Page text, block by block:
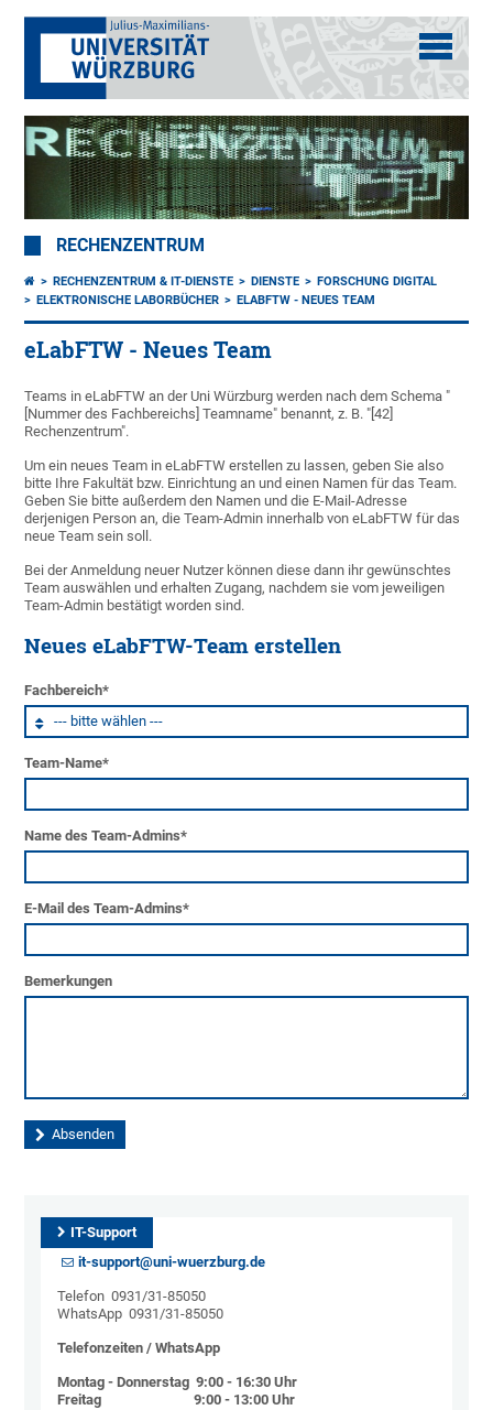
RECHENZENTRUM
RECHENZENTRUM & IT-DIENSTE DIENSTE
FORSCHUNG DIGITAL
ELEKTRONISCHE LABORBÜCHER
ELABFTW - NEUES TEAM
eLabFTW - Neues Team
Teams in eLabFTW an der Uni Würzburg werden nach dem Schema "
[Nummer des Fachbereichs] Teamname" benannt, z. B. "[42]
Rechenzentrum".
Um ein neues Team in eLabFTW erstellen zu lassen, geben Sie also
bitte Ihre Fakultät bzw. Einrichtung an und einen Namen für das Team.
Geben Sie bitte außerdem den Namen und die E-Mail-Adresse
derjenigen Person an, die Team-Admin innerhalb von eLabFTW für das
neue Team sein soll.
Bei der Anmeldung neuer Nutzer können diese dann ihr gewünschtes
Team auswählen und erhalten Zugang, nachdem sie vom jeweiligen
Team-Admin bestätigt worden sind.
Neues eLabFTW-Team erstellen
Fachbereich*
Team-Name*
Name des Team-Admins*
E-Mail des Team-Admins*
Bemerkungen
IT-Support
it-support@uni-wuerzburg.de
Telefon 0931/31-85050
WhatsApp 0931/31-85050
Telefonzeiten / WhatsApp
Montag - Donnerstag 9:00 - 16:30 Uhr
Freitag 9:00 - 13:00 Uhr